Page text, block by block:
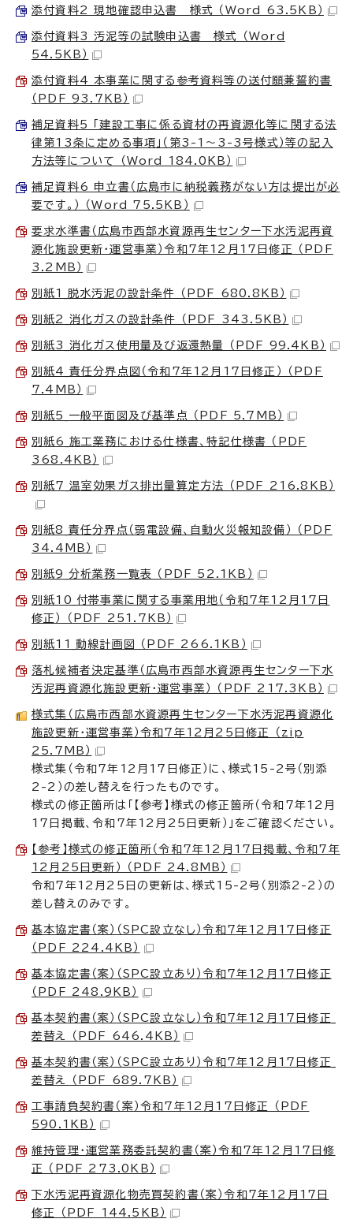
添付資料2 現地確認申込書 様式 （Word 63.5KB）
添付資料3 汚泥等の試験申込書 様式 （Word
54.5KB）
添付資料4 本事業に関する参考資料等の送付願兼誓約書
（PDF 93.7KB）
補足資料5 「建設工事に係る資材の再資源化等に関する法
律第13条に定める事項」（第3-1～3-3号様式）等の記入
方法等について （Word 184.0KB）
補足資料6 申立書（広島市に納税義務がない方は提出が必
要です。） （Word 75.5KB）
要求水準書（広島市西部水資源再生センター下水汚泥再資
源化施設更新・運営事業）令和7年12月17日修正 （PDF
3.2MB）
別紙1_脱水汚泥の設計条件 （PDF 680.8KB）
別紙2_消化ガスの設計条件 （PDF 343.5KB）
別紙3_消化ガス使用量及び返還熱量 （PDF 99.4KB）
別紙4_責任分界点図（令和7年12月17日修正） （PDF
7.4MB）
別紙5_一般平面図及び基準点 （PDF 5.7MB）
別紙6_施工業務における仕様書、特記仕様書 （PDF
368.4KB）
別紙7_温室効果ガス排出量算定方法 （PDF 216.8KB）
別紙8_責任分界点（弱電設備、自動火災報知設備） （PDF
34.4MB）
別紙9_分析業務一覧表 （PDF 52.1KB）
別紙10_付帯事業に関する事業用地（令和7年12月17日
修正） （PDF 251.7KB）
別紙11_動線計画図 （PDF 266.1KB）
落札候補者決定基準（広島市西部水資源再生センター下水
汚泥再資源化施設更新・運営事業） （PDF 217.3KB）
様式集（広島市西部水資源再生センター下水汚泥再資源化
施設更新・運営事業）令和7年12月25日修正 （zip
25.7MB）
様式集（令和7年12月17日修正）に、様式15-2号（別添
2-2）の差し替えを行ったものです。
様式の修正箇所は「【参考】様式の修正箇所（令和7年12月
17日掲載、令和7年12月25日更新）」をご確認ください。
【参考】様式の修正箇所（令和7年12月17日掲載、令和7年
12月25日更新） （PDF 24.8MB）
令和7年12月25日の更新は、様式15-2号（別添2-2）の
差し替えのみです。
基本協定書（案）（SPC設立なし）令和7年12月17日修正
（PDF 224.4KB）
基本協定書（案）（SPC設立あり）令和7年12月17日修正
（PDF 248.9KB）
基本契約書（案）（SPC設立なし）令和7年12月17日修正_
差替え （PDF 646.4KB）
基本契約書（案）（SPC設立あり）令和7年12月17日修正_
差替え （PDF 689.7KB）
工事請負契約書（案）令和7年12月17日修正 （PDF
590.1KB）
維持管理・運営業務委託契約書（案）令和7年12月17日修
正 （PDF 273.0KB）
下水汚泥再資源化物売買契約書（案）令和7年12月17日
修正 （PDF 144.5KB）